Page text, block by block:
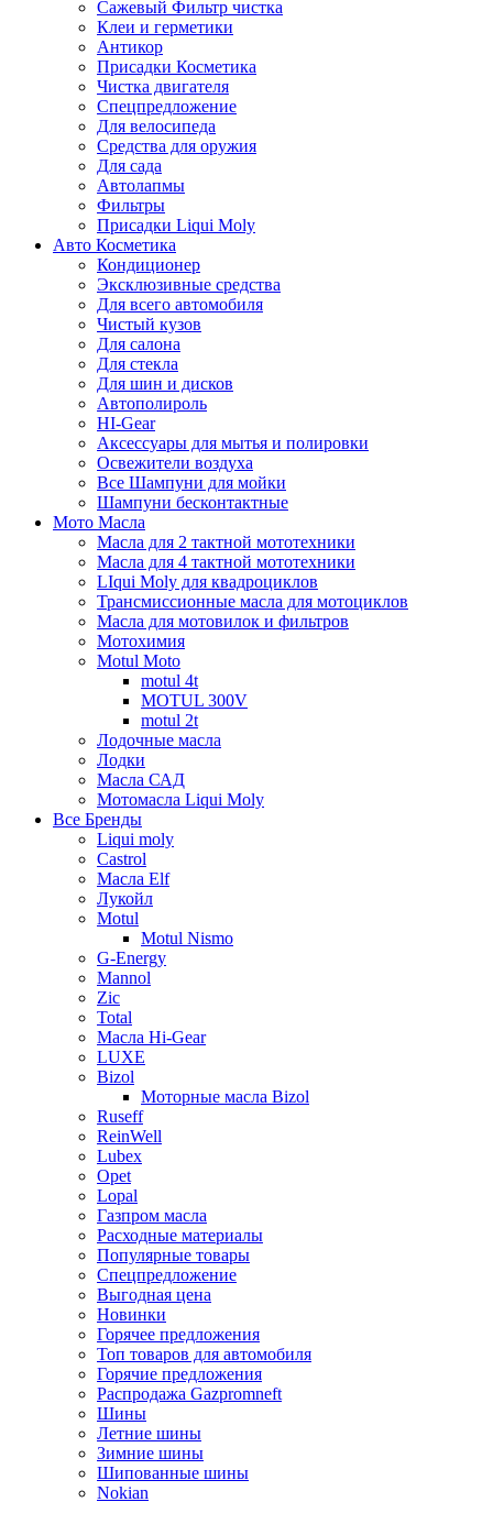
Сажевый Фильтр чистка
Клеи и герметики
Антикор
Присадки Косметика
Чистка двигателя
Спецпредложение
Для велосипеда
Средства для оружия
Для сада
Автолапмы
Фильтры
Присадки Liqui Moly
Авто Косметика
Кондиционер
Эксклюзивные средства
Для всего автомобиля
Чистый кузов
Для салона
Для стекла
Для шин и дисков
Автополироль
HI-Gear
Аксессуары для мытья и полировки
Освежители воздуха
Все Шампуни для мойки
Шампуни бесконтактные
Мото Масла
Масла для 2 тактной мототехники
Масла для 4 тактной мототехники
LIqui Moly для квадроциклов
Трансмиссионные масла для мотоциклов
Масла для мотовилок и фильтров
Мотохимия
Motul Moto
motul 4t
MOTUL 300V
motul 2t
Лодочные масла
Лодки
Масла САД
Мотомасла Liqui Moly
Все Бренды
Liqui moly
Castrol
Масла Elf
Лукойл
Motul
Motul Nismo
G-Energy
Mannol
Zic
Total
Масла Hi-Gear
LUXE
Bizol
Моторные масла Bizol
Ruseff
ReinWell
Lubex
Opet
Lopal
Газпром масла
Расходные материалы
Популярные товары
Спецпредложение
Выгодная цена
Новинки
Горячее предложения
Топ товаров для автомобиля
Горячие предложения
Распродажа Gazpromneft
Шины
Летние шины
Зимние шины
Шипованные шины
Nokian